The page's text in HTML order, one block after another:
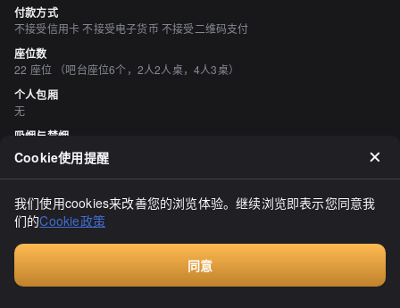
付款方式
不接受信用卡 不接受电子货币 不接受二维码支付
座位数
22 座位 （吧台座位6个，2人2人桌，4人3桌）
个人包厢
无
吸烟与禁烟
所有座位均禁止吸烟
停车场
空间与设备
评价（21）
Cookie使用提醒
我们使用cookies来改善您的浏览体验。继续浏览即表示您同意我
们的Cookie政策
同意